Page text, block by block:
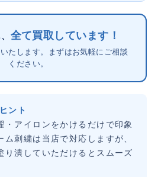
全て買取しています！
たします。まずはお気軽にご相談
ください。
ント
・アイロンをかけるだけで印象
刺繍は当店で対応しますが、
り潰していただけるとスムーズ